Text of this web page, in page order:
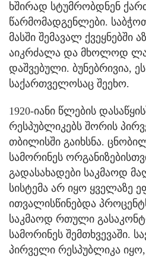
ხშირად სტუმრობდნენ
წარმომადგენლები.
მასში შემავალ ქვეყნებში
აიკრძალა და მხოლოდ
დაშვებული. ბუნებრივია,
საქართველოსაც შეეხო.
1920-იანი წლების
რესპუბლიკებს შორის
თბილისში გაიხსნა.
სამორინეს
გადასახადები საკმაოდ
სისტემა არ იყო ყველაზე
ითვალისწინებდა
საკმაოდ რთული
სამორინეს შემთხვევაში.
პირველი რესპუბლიკა